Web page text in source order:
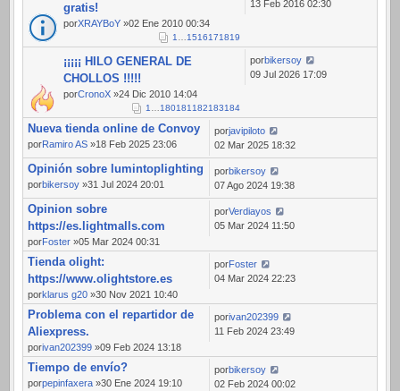
gratis!
porXRAYBoY »02 Ene 2010 00:34
1…1516171819
13 Feb 2016 02:30
¡¡¡¡¡ HILO GENERAL DE
CHOLLOS !!!!!
porCronoX »24 Dic 2010 14:04
1…180181182183184
porbikersoy
09 Jul 2026 17:09
Nueva tienda online de Convoy
porRamiro AS »18 Feb 2025 23:06
porjavipiloto
02 Mar 2025 18:32
Opinión sobre lumintoplighting
porbikersoy »31 Jul 2024 20:01
porbikersoy
07 Ago 2024 19:38
Opinion sobre
https://es.lightmalls.com
porFoster »05 Mar 2024 00:31
porVerdiayos
05 Mar 2024 11:50
Tienda olight:
https://www.olightstore.es
porklarus g20 »30 Nov 2021 10:40
porFoster
04 Mar 2024 22:23
Problema con el repartidor de
Aliexpress.
porivan202399 »09 Feb 2024 13:18
porivan202399
11 Feb 2024 23:49
Tiempo de envío?
porpepinfaxera »30 Ene 2024 19:10
porbikersoy
02 Feb 2024 00:02